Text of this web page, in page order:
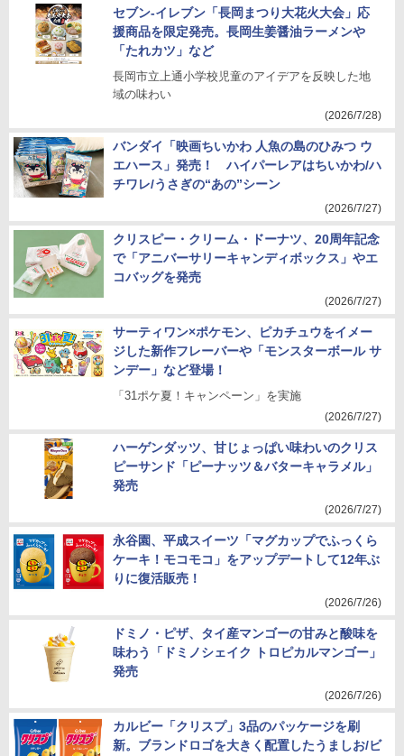
セブン-イレブン「長岡まつり大花火大会」応
援商品を限定発売。長岡生姜醤油ラーメンや
「たれカツ」など
長岡市立上通小学校児童のアイデアを反映した地
域の味わい
(2026/7/28)
バンダイ「映画ちいかわ 人魚の島のひみつ ウ
エハース」発売！ ハイパーレアはちいかわ/ハ
チワレ/うさぎの“あの”シーン
(2026/7/27)
クリスピー・クリーム・ドーナツ、20周年記念
で「アニバーサリーキャンディボックス」やエ
コバッグを発売
(2026/7/27)
サーティワン×ポケモン、ピカチュウをイメー
ジした新作フレーバーや「モンスターボール サ
ンデー」など登場！
「31ポケ夏！キャンペーン」を実施
(2026/7/27)
ハーゲンダッツ、甘じょっぱい味わいのクリス
ピーサンド「ピーナッツ＆バターキャラメル」
発売
(2026/7/27)
永谷園、平成スイーツ「マグカップでふっくら
ケーキ！モコモコ」をアップデートして12年ぶ
りに復活販売！
(2026/7/26)
ドミノ・ピザ、タイ産マンゴーの甘みと酸味を
味わう「ドミノシェイク トロピカルマンゴー」
発売
(2026/7/26)
カルビー「クリスプ」3品のパッケージを刷
新。ブランドロゴを大きく配置したうましお/ビ